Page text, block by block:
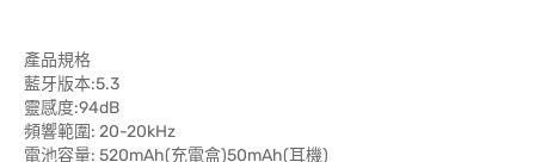
產品規格
藍牙版本:5.3
靈感度:94dB
頻響範圍: 20-20kHz
電池容量: 520mAh(充電盒)50mAh(耳機)